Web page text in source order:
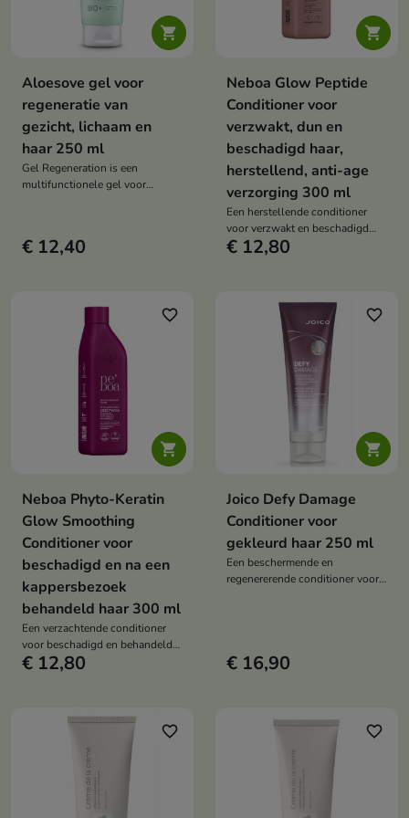

Aloesove gel voor
regeneratie van
gezicht, lichaam en
haar 250 ml
Gel Regeneration is een
multifunctionele gel voor
regeneratie ondersteunt en de
€ 12,40

Neboa Glow Peptide
Conditioner voor
verzwakt, dun en
beschadigd haar,
herstellend, anti-age
verzorging 300 ml
Een herstellende conditioner
voor verzwakt en beschadigd
haar die het haar versterkt,
€ 12,80

favorite_border
Neboa Phyto-Keratin
Glow Smoothing
Conditioner voor
beschadigd en na een
kappersbezoek
behandeld haar 300 ml
Een verzachtende conditioner
voor beschadigd en behandeld
haar die het haar helpt
€ 12,80

favorite_border
Joico Defy Damage
Conditioner voor
gekleurd haar 250 ml
Een beschermende en
regenererende conditioner voor
€ 16,90
favorite_border favorite_border